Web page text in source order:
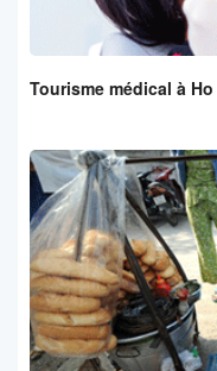
Tourisme médical à